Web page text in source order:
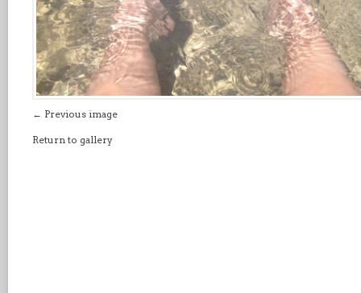
← Previous image
Return to gallery